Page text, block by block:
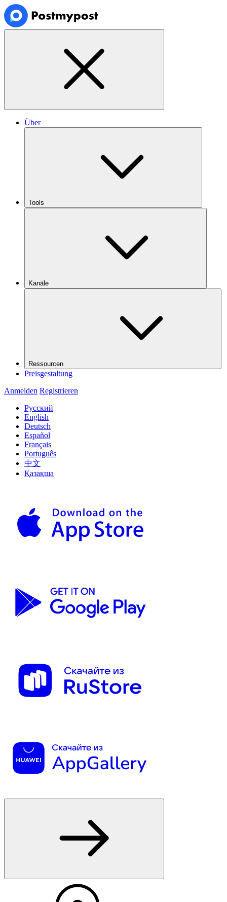
Über
Tools
Kanäle
Ressourcen
Preisgestaltung
Anmelden Registrieren
Русский
English
Deutsch
Español
Français
Português
中文
Қазақша